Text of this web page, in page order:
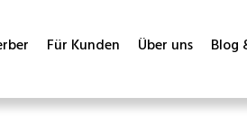
Für Kunden Über uns Blog